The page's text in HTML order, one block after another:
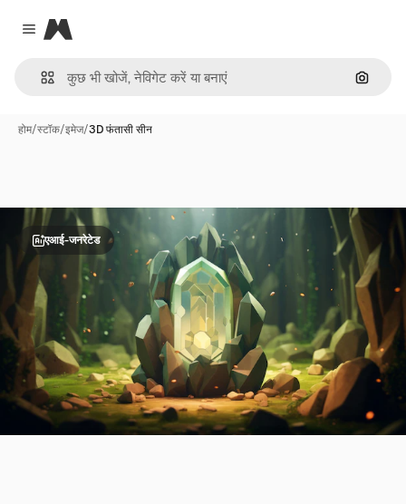
Close menu
Magnific
इमेज से
होम/स्टॉक/इमेज/3D फंतासी सीन
एआई-जनरेटेड